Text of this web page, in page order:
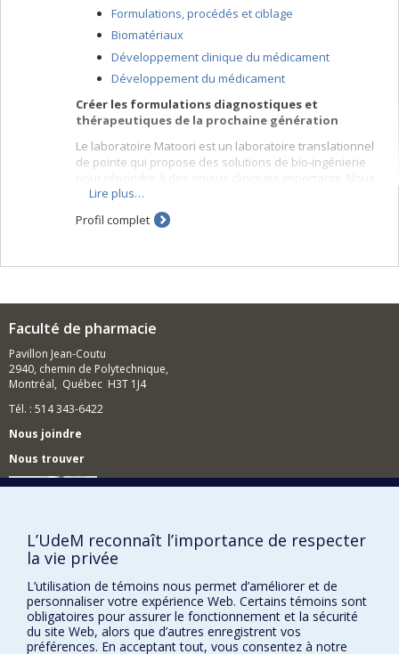
Formulations, procédés et ciblage
Biomatériaux
Développement clinique du médicament
Développement du médicament
Créer les formulations diagnostiques et
thérapeutiques de la prochaine génération
Le laboratoire Matoori est un laboratoire translationnel
de pointe qui propose des solutions de bio-ingénierie
pour répondre à des enjeux cliniques importants. Nous
combinons des biomatériaux et des
nano-/microréacteurs pour créer des formulations
diagnostiques et thérapeutiques innovatrices. Nous
Lire plus…
Profil complet
Faculté de pharmacie
Pavillon Jean-Coutu
2940, chemin de Polytechnique,
Montréal, Québec H3T 1J4
Tél. : 514 343-6422
Nous joindre
Nous trouver
Accessibilité
L’UdeM reconnaît l’importance de respecter
la vie privée
L’utilisation de témoins nous permet d’améliorer et de
personnaliser votre expérience Web. Certains témoins sont
obligatoires pour assurer le fonctionnement et la sécurité
du site Web, alors que d’autres enregistrent vos
préférences. En acceptant tout, vous consentez à notre